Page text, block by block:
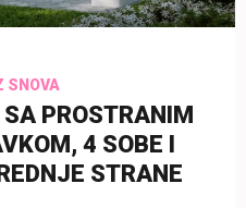
SNOVA
PROSTRANIM
4 SOBE I
STRANE